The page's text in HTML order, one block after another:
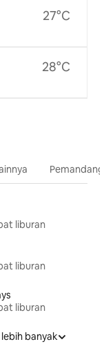
27°C
28°C
liburan
liburan
liburan
banyak